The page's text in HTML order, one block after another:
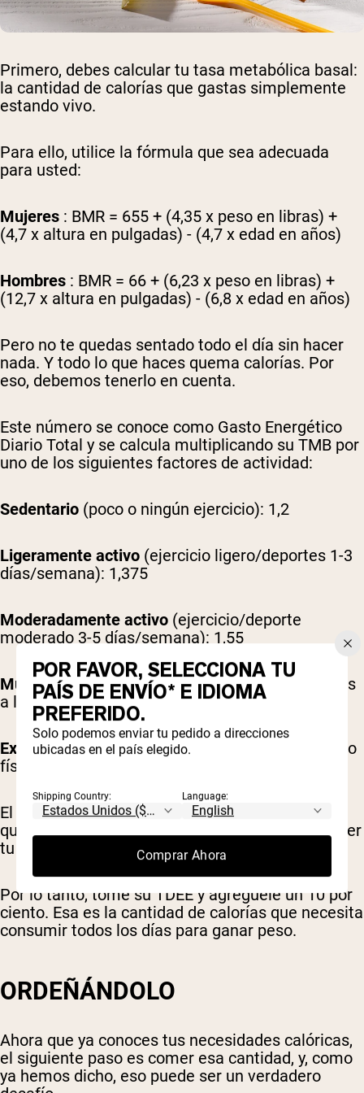
Primero, debes calcular tu tasa metabólica basal:
la cantidad de calorías que gastas simplemente
estando vivo.
Para ello, utilice la fórmula que sea adecuada
para usted:
Mujeres : BMR = 655 + (4,35 x peso en libras) +
(4,7 x altura en pulgadas) - (4,7 x edad en años)
Hombres : BMR = 66 + (6,23 x peso en libras) +
(12,7 x altura en pulgadas) - (6,8 x edad en años)
Pero no te quedas sentado todo el día sin hacer
nada. Y todo lo que haces quema calorías. Por
eso, debemos tenerlo en cuenta.
Este número se conoce como Gasto Energético
Diario Total y se calcula multiplicando su TMB por
uno de los siguientes factores de actividad:
Sedentario (poco o ningún ejercicio): 1,2
Ligeramente activo (ejercicio ligero/deportes 1-3
días/semana): 1,375
Moderadamente activo (ejercicio/deporte
moderado 3-5 días/semana): 1,55
Muy activo(ejercicios intensos/deportes 6-7 días
a la semana): 1,725
Extra activo(ejercicio/deporte muy duro y trabajo
físico o entrenamiento 2x): 1,9
El número resultante es la cantidad de calorías
que necesitas ingerir cada día solo para mantener
tu peso actual, que no es lo que quieres.
Por lo tanto, tome su TDEE y agréguele un 10 por
ciento. Esa es la cantidad de calorías que necesita
consumir todos los días para ganar peso.
ORDEÑÁNDOLO
Ahora que ya conoces tus necesidades calóricas,
el siguiente paso es comer esa cantidad, y, como
ya hemos dicho, eso puede ser un verdadero
POR FAVOR, SELECCIONA TU
PAÍS DE ENVÍO* E IDIOMA
PREFERIDO.
Solo podemos enviar tu pedido a direcciones
ubicadas en el país elegido.
Shipping Country: Language:
Comprar Ahora